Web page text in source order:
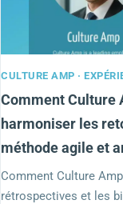
CULTURE AMP ·
Comment Culture
harmoniser les
méthode agile et
Comment Culture
rétrospectives et les